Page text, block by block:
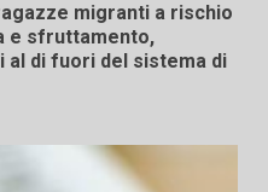
migranti a rischio
e sfruttamento,
di fuori del sistema di